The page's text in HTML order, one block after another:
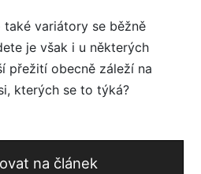
variátory se běžně
je však i u některých
přežití obecně záleží na
kterých se to týká?
na článek